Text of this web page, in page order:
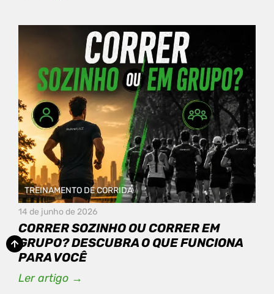
TREINAMENTO DE CORRIDA
14 de junho de 2026
CORRER SOZINHO OU CORRER EM
GRUPO? DESCUBRA O QUE FUNCIONA
PARA VOCÊ
Ler artigo →